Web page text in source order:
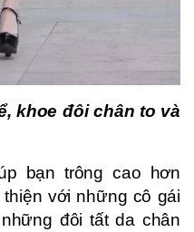
khoe đôi chân to và
bạn trông cao hơn
với những cô gái
đôi tất da chân